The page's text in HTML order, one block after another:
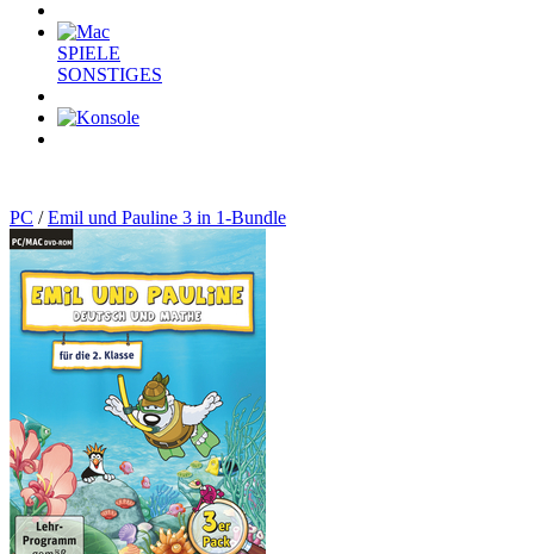
SPIELE
SONSTIGES
PC /Emil und Pauline 3 in 1-Bundle